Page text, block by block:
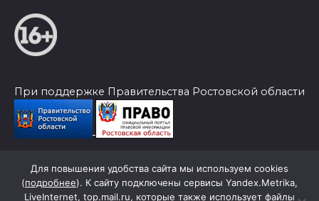
При поддержке Правительства Ростовской области
© 2026 Слава Труду
Для повышения удобства сайта мы используем cookies
(подробнее). К сайту подключены сервисы Yandex.Metrika,
LiveInternet, top.mail.ru, которые также использует файлы